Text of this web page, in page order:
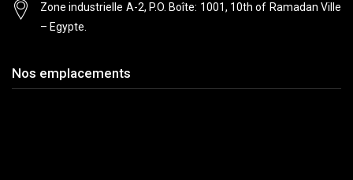
Zone industrielle A-2, P.O. Boîte: 1001, 10thof Ramadan Ville
– Egypte.
Nos emplacements